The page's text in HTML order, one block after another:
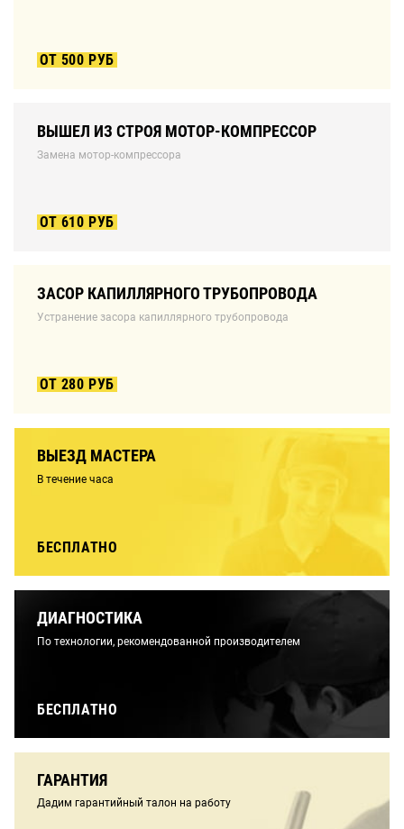
ОТ 500 РУБ
ВЫШЕЛ ИЗ СТРОЯ МОТОР-КОМПРЕССОР
Замена мотор-компрессора
ОТ 610 РУБ
ЗАСОР КАПИЛЛЯРНОГО ТРУБОПРОВОДА
Устранение засора капиллярного трубопровода
ОТ 280 РУБ
ВЫЕЗД МАСТЕРА
В течение часа
БЕСПЛАТНО
ДИАГНОСТИКА
По технологии, рекомендованной производителем
БЕСПЛАТНО
ГАРАНТИЯ
Дадим гарантийный талон на работу